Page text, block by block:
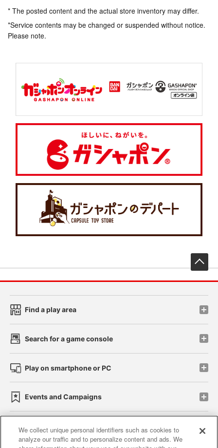
* The posted content and the actual store inventory may differ.
*Service contents may be changed or suspended without notice.
Please note.
Find a play area
Search for a game console
Play on smartphone or PC
Events and Campaigns
Affiliate Sustainability site policy privacy policy
We collect unique personal identifiers such as cookies to
analyze our traffic and to personalize content and ads. We